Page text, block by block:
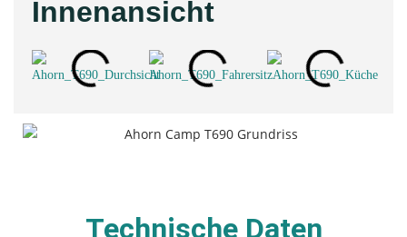
Innenansicht
Technische Daten